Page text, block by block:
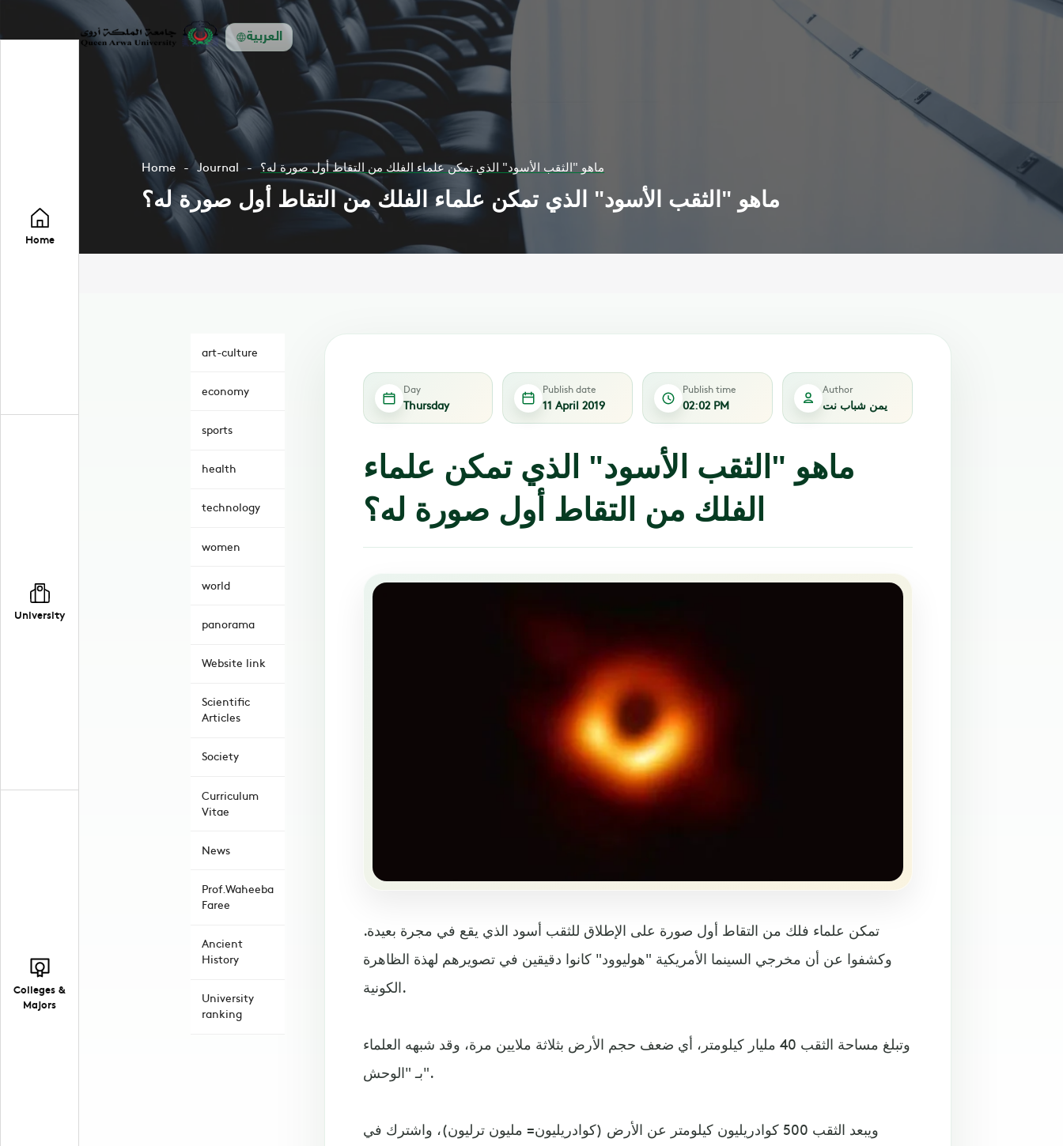
العربية
Home
University
Colleges &
Majors
Home Journal ماهو "الثقب الأسود" الذي تمكن علماء الفلك من التقاط أول صورة له؟
ماهو "الثقب الأسود" الذي تمكن علماء الفلك من التقاط أول صورة له؟
art-culture
economy
sports
health
technology
women
world
panorama
Website link
Scientific
Articles
Society
Curriculum
Vitae
News
Prof.Waheeba
Faree
Ancient
History
University
ranking
Day
Thursday
Publish date
11 April 2019
Publish time
02:02 PM
Author
يمن شباب نت
ماهو "الثقب الأسود" الذي تمكن علماء
الفلك من التقاط أول صورة له؟
تمكن علماء فلك من التقاط أول صورة على الإطلاق للثقب أسود الذي يقع في مجرة بعيدة.
وكشفوا عن أن مخرجي السينما الأمريكية "هوليوود" كانوا دقيقين في تصويرهم لهذة الظاهرة
الكونية.
وتبلغ مساحة الثقب 40 مليار كيلومتر، أي ضعف حجم الأرض بثلاثة ملايين مرة، وقد شبهه العلماء
بـ "الوحش".
ويبعد الثقب 500 كوادريليون كيلومتر عن الأرض (كوادريليون= مليون ترليون)، واشترك في